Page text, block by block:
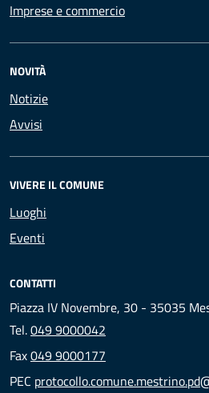
Imprese e commercio
NOVITÀ
Notizie
Avvisi
VIVERE IL COMUNE
Luoghi
Eventi
CONTATTI
Piazza IV Novembre, 30 - 35035
Tel.049 9000042
Fax049 9000177
PEC